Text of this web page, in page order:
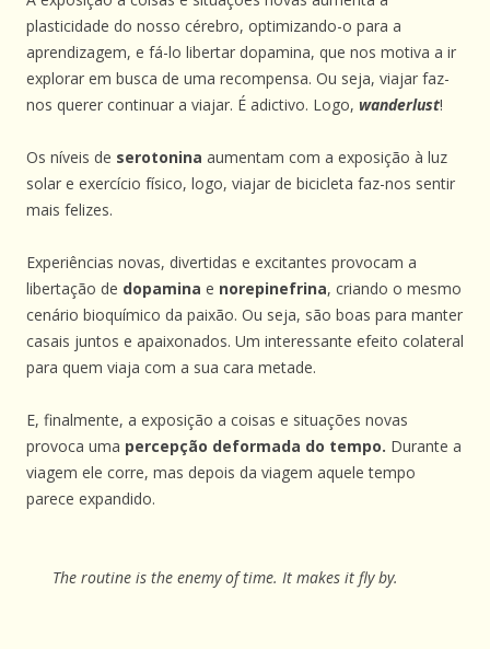
plasticidade do nosso cérebro, optimizando-o para a
aprendizagem, e fá-lo libertar dopamina, que nos motiva a ir
explorar em busca de uma recompensa. Ou seja, viajar faz-
nos querer continuar a viajar. É adictivo. Logo, wanderlust!
Os níveis de serotonina aumentam com a exposição à luz
solar e exercício físico, logo, viajar de bicicleta faz-nos sentir
mais felizes.
Experiências novas, divertidas e excitantes provocam a
libertação de dopamina e norepinefrina, criando o mesmo
cenário bioquímico da paixão. Ou seja, são boas para manter
casais juntos e apaixonados. Um interessante efeito colateral
para quem viaja com a sua cara metade.
E, finalmente, a exposição a coisas e situações novas
provoca uma percepção deformada do tempo. Durante a
viagem ele corre, mas depois da viagem aquele tempo
parece expandido.
The routine is the enemy of time. It makes it fly by.